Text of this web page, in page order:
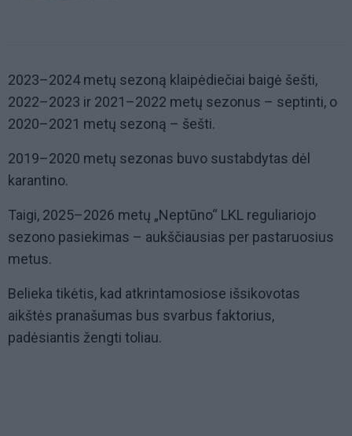
2023–2024 metų sezoną klaipėdiečiai baigė šešti,
2022–2023 ir 2021–2022 metų sezonus – septinti, o
2020–2021 metų sezoną – šešti.
2019–2020 metų sezonas buvo sustabdytas dėl
karantino.
Taigi, 2025–2026 metų „Neptūno“ LKL reguliariojo
sezono pasiekimas – aukščiausias per pastaruosius
metus.
Belieka tikėtis, kad atkrintamosiose išsikovotas
aikštės pranašumas bus svarbus faktorius,
padėsiantis žengti toliau.